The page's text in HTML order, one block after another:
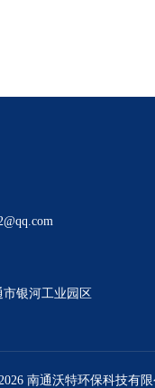
银河工业园区
南通沃特环保科技有